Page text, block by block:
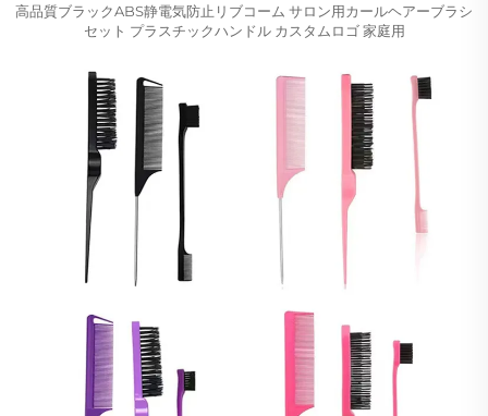
高品質ブラックABS静電気防止リブコーム サロン用カールヘアーブラシ
セット プラスチックハンドル カスタムロゴ 家庭用